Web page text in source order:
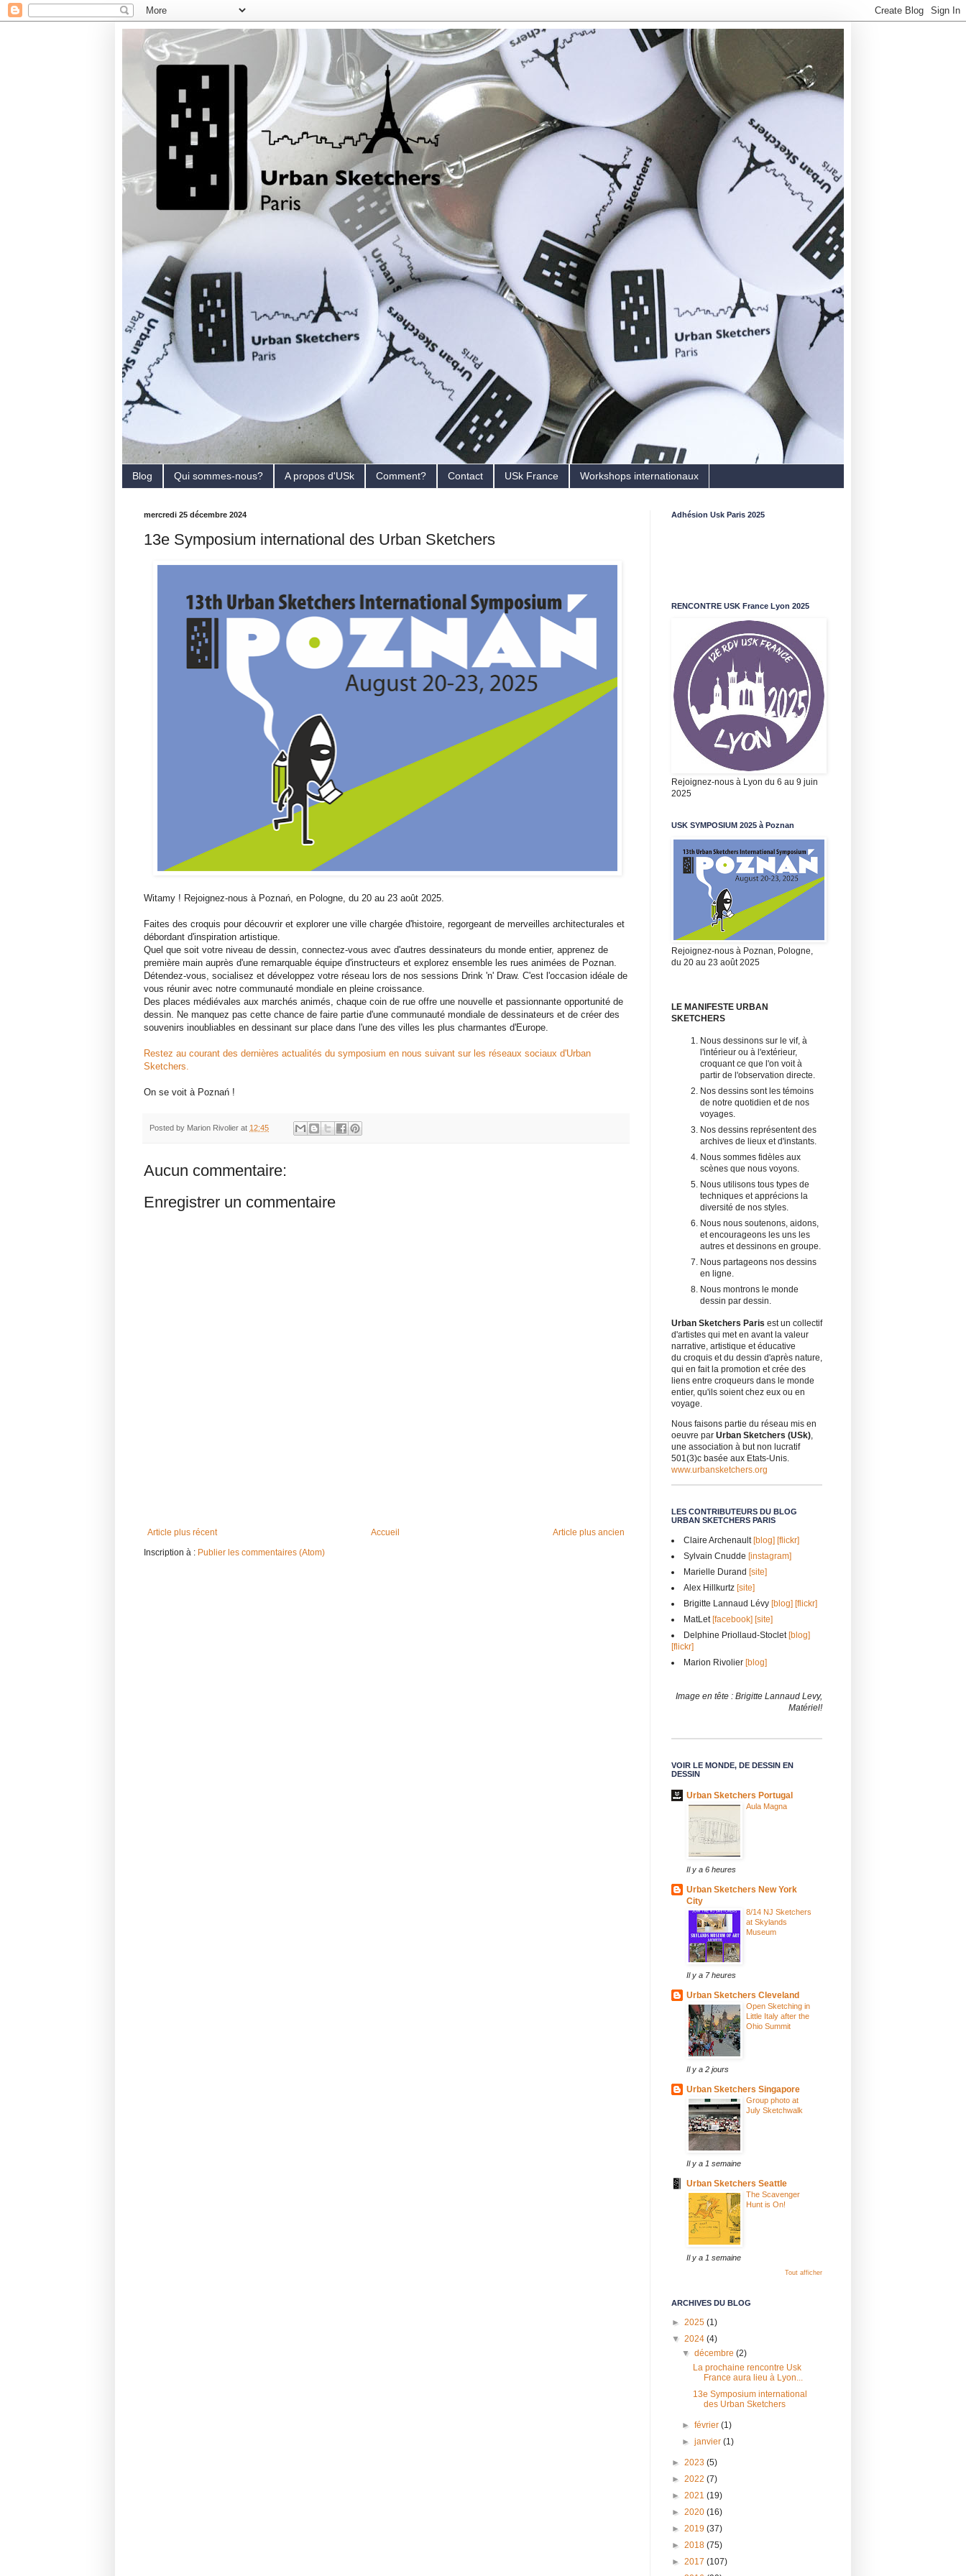
Blog Qui sommes-nous? A propos d'USk Comment? Contact USk France Workshops internationaux
mercredi 25 décembre 2024
13e Symposium international des Urban Sketchers
Witamy ! Rejoignez-nous à Poznań, en Pologne, du 20 au 23 août 2025.
Faites des croquis pour découvrir et explorer une ville chargée d'histoire, regorgeant de merveilles architecturales et
débordant d'inspiration artistique.
Quel que soit votre niveau de dessin, connectez-vous avec d'autres dessinateurs du monde entier, apprenez de
première main auprès d'une remarquable équipe d'instructeurs et explorez ensemble les rues animées de Poznan.
Détendez-vous, socialisez et développez votre réseau lors de nos sessions Drink 'n' Draw. C'est l'occasion idéale de
vous réunir avec notre communauté mondiale en pleine croissance.
Des places médiévales aux marchés animés, chaque coin de rue offre une nouvelle et passionnante opportunité de
dessin. Ne manquez pas cette chance de faire partie d'une communauté mondiale de dessinateurs et de créer des
souvenirs inoubliables en dessinant sur place dans l'une des villes les plus charmantes d'Europe.
Restez au courant des dernières actualités du symposium en nous suivant sur les réseaux sociaux d'Urban
Sketchers.
On se voit à Poznań !
Posted by Marion Rivolier at 12:45
Aucun commentaire:
Enregistrer un commentaire
Article plus récent Article plus ancien
Accueil
Inscription à : Publier les commentaires (Atom)
Adhésion Usk Paris 2025
RENCONTRE USK France Lyon 2025
Rejoignez-nous à Lyon du 6 au 9 juin
2025
USK SYMPOSIUM 2025 à Poznan
Rejoignez-nous à Poznan, Pologne,
du 20 au 23 août 2025
LE MANIFESTE URBAN
SKETCHERS
Nous dessinons sur le vif, à
l'intérieur ou à l'extérieur,
croquant ce que l'on voit à
partir de l'observation directe.
Nos dessins sont les témoins
de notre quotidien et de nos
voyages.
Nos dessins représentent des
archives de lieux et d'instants.
Nous sommes fidèles aux
scènes que nous voyons.
Nous utilisons tous types de
techniques et apprécions la
diversité de nos styles.
Nous nous soutenons, aidons,
et encourageons les uns les
autres et dessinons en groupe.
Nous partageons nos dessins
en ligne.
Nous montrons le monde
dessin par dessin.
Urban Sketchers Paris est un collectif
d'artistes qui met en avant la valeur
narrative, artistique et éducative
du croquis et du dessin d'après nature,
qui en fait la promotion et crée des
liens entre croqueurs dans le monde
entier, qu'ils soient chez eux ou en
voyage.
Nous faisons partie du réseau mis en
oeuvre par Urban Sketchers (USk)
une association à but non lucratif
501(3)c basée aux Etats-Unis.
www.urbansketchers.org
LES CONTRIBUTEURS DU BLOG
URBAN SKETCHERS PARIS
Claire Archenault[blog] [flickr]
Sylvain Cnudde [instagram]
Marielle Durand [site]
Alex Hillkurtz [site]
Brigitte Lannaud Lévy [blog] [flickr]
MatLet[facebook] [site]
Delphine Priollaud-Stoclet[blog]
[flickr]
Marion Rivolier [blog]
Image en tête : Brigitte Lannaud Levy,
Matériel!
VOIR LE MONDE, DE DESSIN EN
DESSIN
Urban Sketchers Portugal
Aula Magna
Il y a 6 heures
Urban Sketchers New York
City
8/14 NJ Sketchers
at Skylands
Museum
Il y a 7 heures
Urban Sketchers Cleveland
Open Sketching in
Little Italy after the
Ohio Summit
Il y a 2 jours
Urban Sketchers Singapore
Group photo at
July Sketchwalk
Il y a 1 semaine
Urban Sketchers Seattle
The Scavenger
Hunt is On!
Il y a 1 semaine
Tout afficher
ARCHIVES DU BLOG
► 2025 (1)
▼ 2024 (4)
▼décembre(2)
La prochaine rencontre Usk
France aura lieu à Lyon...
13e Symposium international
des Urban Sketchers
►février(1)
►janvier(1)
► 2023 (5)
► 2022 (7)
► 2021 (19)
► 2020 (16)
► 2019 (37)
► 2018 (75)
► 2017 (107)